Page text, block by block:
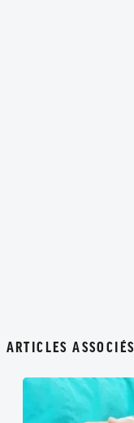
ARTICLES ASSOCIÉS